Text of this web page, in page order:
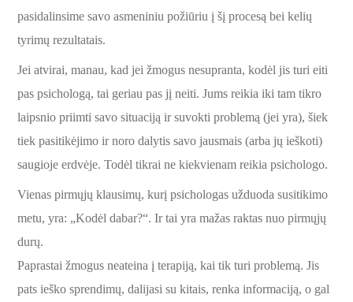
pasidalinsime savo asmeniniu požiūriu į šį procesą bei kelių
tyrimų rezultatais.
Jei atvirai, manau, kad jei žmogus nesupranta, kodėl jis turi eiti
pas psichologą, tai geriau pas jį neiti. Jums reikia iki tam tikro
laipsnio priimti savo situaciją ir suvokti problemą (jei yra), šiek
tiek pasitikėjimo ir noro dalytis savo jausmais (arba jų ieškoti)
saugioje erdvėje. Todėl tikrai ne kiekvienam reikia psichologo.
Vienas pirmųjų klausimų, kurį psichologas užduoda susitikimo
metu, yra: „Kodėl dabar?“. Ir tai yra mažas raktas nuo pirmųjų
durų.
Paprastai žmogus neateina į terapiją, kai tik turi problemą. Jis
pats ieško sprendimų, dalijasi su kitais, renka informaciją, o gal